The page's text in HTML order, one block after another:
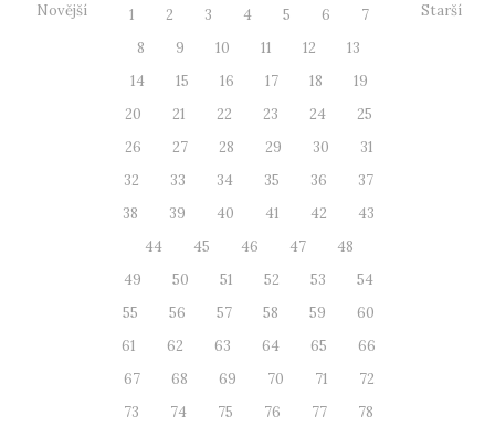
Novější 1 2 3 4 5 6
7
8
9 10 11 12
13
14
15 16 17 18
19
20
21 22 23 24
25
26
27 28 29 30
31
32
33 34 35 36
37
38
39 40 41 42
43
44
45 46 47
48
49
50 51 52 53
54
55
56 57 58 59
60
61
62 63 64 65
66
67
68 69 70 71
72
73
74 75 76 77
78
Starší